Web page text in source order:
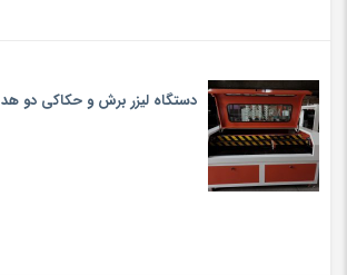
دستگاه لیزر برش و حکاکی دو هد 120*180